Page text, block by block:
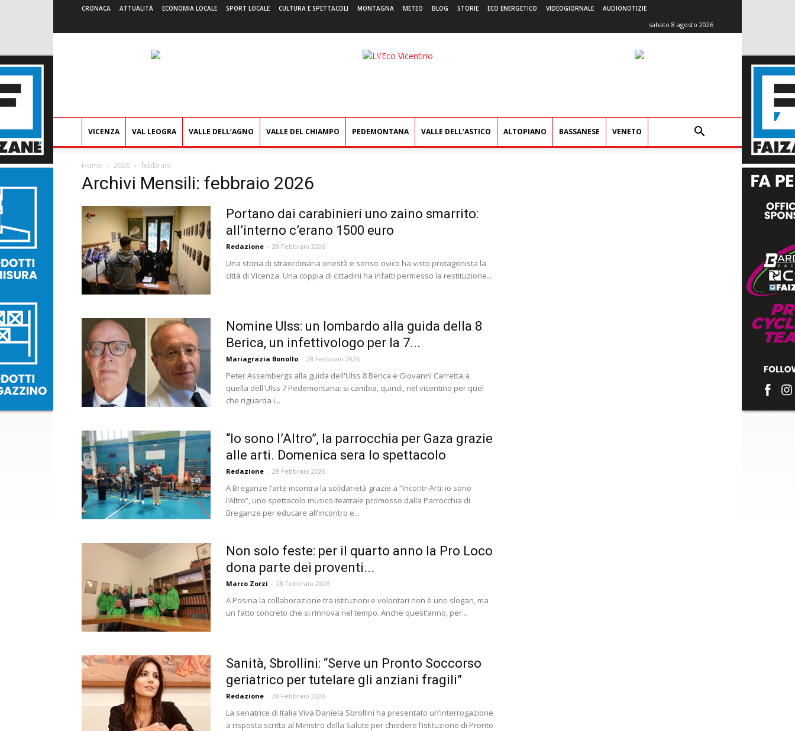
CRONACA ATTUALITÀ ECONOMIA LOCALE SPORT LOCALE CULTURA E SPETTACOLI MONTAGNA METEO BLOG STORIE ECO ENERGETICO VIDEOGIORNALE AUDIONOTIZIE
sabato 8 agosto 2026
L'Eco
VICENZA VAL LEOGRA VALLE DELL’AGNO VALLE DEL CHIAMPO PEDEMONTANA VALLE DELL’ASTICO ALTOPIANO BASSANESE VENETO
Home 2026 febbraio
Archivi Mensili: febbraio 2026
Portano dai carabinieri uno zaino smarrito:
all’interno c’erano 1500 euro
Redazione - 28 Febbraio 2026
Una storia di straordinaria onestà e senso civico ha visto protagonista la
città di Vicenza. Una coppia di cittadini ha infatti permesso la restituzione...
Nomine Ulss: un lombardo alla guida della 8
Berica, un infettivologo per la 7...
Mariagrazia Bonollo - 28 Febbraio 2026
Peter Assembergs alla guida dell'Ulss 8 Berica e Giovanni Carretta a
quella dell'Ulss 7 Pedemontana: si cambia, quindi, nel vicentino per quel
che riguarda i...
“Io sono l’Altro”, la parrocchia per Gaza grazie
alle arti. Domenica sera lo spettacolo
Redazione - 28 Febbraio 2026
A Breganze l’arte incontra la solidarietà grazie a “Incontr-Arti: io sono
l’Altro”, uno spettacolo musico-teatrale promosso dalla Parrocchia di
Breganze per educare all’incontro e...
Non solo feste: per il quarto anno la Pro Loco
dona parte dei proventi...
Marco Zorzi - 28 Febbraio 2026
A Posina la collaborazione tra istituzioni e volontari non è uno slogan, ma
un fatto concreto che si rinnova nel tempo. Anche quest’anno, per...
Sanità, Sbrollini: “Serve un Pronto Soccorso
geriatrico per tutelare gli anziani fragili”
Redazione - 28 Febbraio 2026
La senatrice di Italia Viva Daniela Sbrollini ha presentato un’interrogazione
a risposta scritta al Ministro della Salute per chiedere l’istituzione di Pronto